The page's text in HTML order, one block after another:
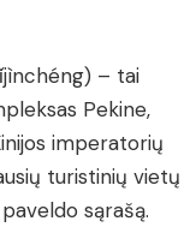
– tai
Pekine,
imperatorių
turistinių vietų
sąrašą.